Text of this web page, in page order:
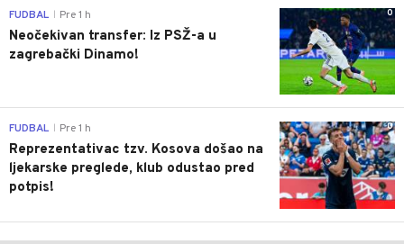
0
FUDBAL Pre 1 h
Neočekivan transfer: Iz PSŽ-a u
zagrebački Dinamo!
0
FUDBAL Pre 1 h
Reprezentativac tzv. Kosova došao na
ljekarske preglede, klub odustao pred
potpis!